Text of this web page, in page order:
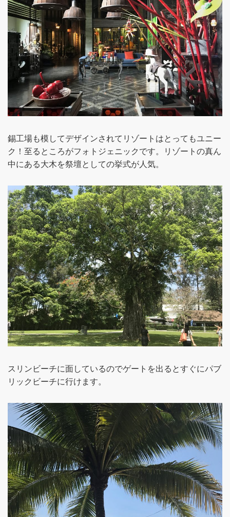
錫工場も模してデザインされてリゾートはとってもユニー
ク！至るところがフォトジェニックです。リゾートの真ん
中にある大木を祭壇としての挙式が人気。
スリンビーチに面しているのでゲートを出るとすぐにパブ
リックビーチに行けます。